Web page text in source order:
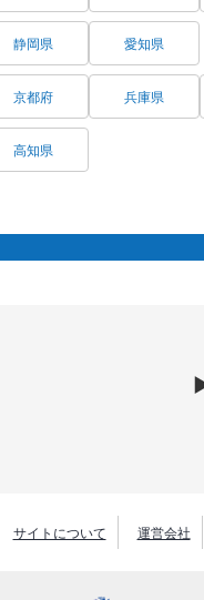
静岡県 愛知県
京都府 兵庫県
高知県
サイトについて 運営会社